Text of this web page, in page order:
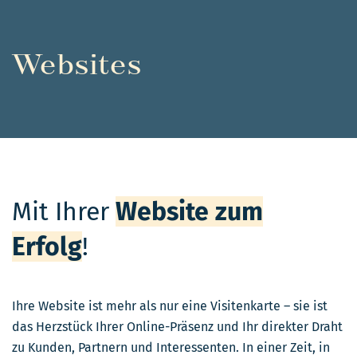
Websites
Mit Ihrer Website zum
Erfolg!
Ihre Website ist mehr als nur eine Visitenkarte – sie ist
das Herzstück Ihrer Online-Präsenz und Ihr direkter Draht
zu Kunden, Partnern und Interessenten. In einer Zeit, in